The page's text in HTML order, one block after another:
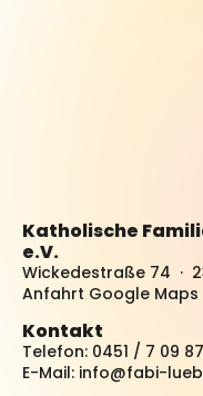
Katholische
e.V.
Wickedestraße 74 ·
Anfahrt Google Maps
Kontakt
Telefon: 0451 / 7 09
E-Mail: info@fabi-